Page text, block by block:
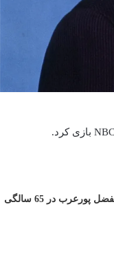
پورعرب در 65 سالگی